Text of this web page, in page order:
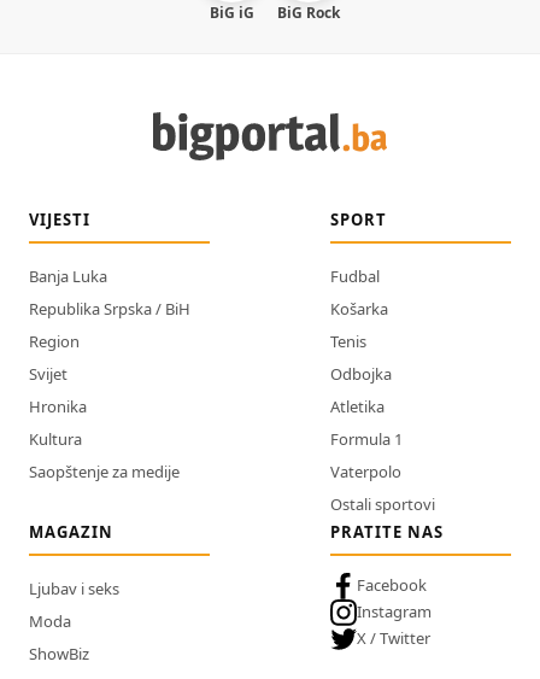
BiG iG BiG Rock
VIJESTI
Banja Luka
Republika Srpska / BiH
Region
Svijet
Hronika
Kultura
Saopštenje za medije
SPORT
Fudbal
Košarka
Tenis
Odbojka
Atletika
Formula 1
Vaterpolo
Ostali sportovi
MAGAZIN
Ljubav i seks
Moda
ShowBiz
PRATITE NAS
Facebook
Instagram
X / Twitter